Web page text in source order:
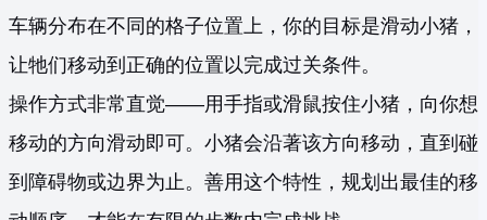
车辆分布在不同的格子位置上，你的目标是滑动小猪，
让牠们移动到正确的位置以完成过关条件。
操作方式非常直觉——用手指或滑鼠按住小猪，向你想
移动的方向滑动即可。小猪会沿著该方向移动，直到碰
到障碍物或边界为止。善用这个特性，规划出最佳的移